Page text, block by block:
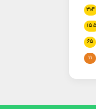
۳۰۴
۱۵۵
۶۵
۱۱